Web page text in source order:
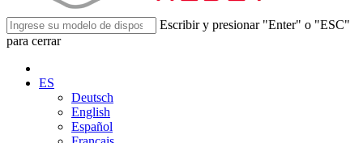
Escribir y presionar "Enter" o "ESC"
para cerrar
ES
Deutsch
English
Español